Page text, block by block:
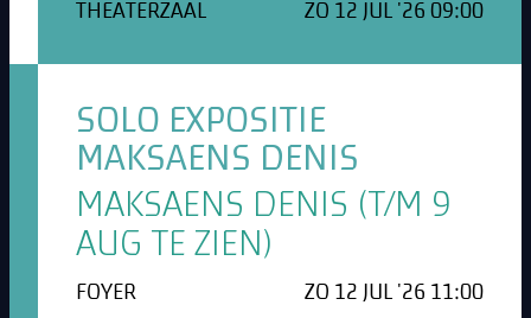
THEATERZAAL ZO 12 JUL '26 09:00
SOLO EXPOSITIE
MAKSAENS DENIS
MAKSAENS DENIS (T/M 9
AUG TE ZIEN)
FOYER ZO 12 JUL '26 11:00